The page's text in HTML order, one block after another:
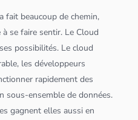
a fait beaucoup de chemin,
se faire sentir. Le Cloud
possibilités. Lecloud
les développeurs
rapidement des
sous-ensemble dedonnées.
gagnent elles aussi en